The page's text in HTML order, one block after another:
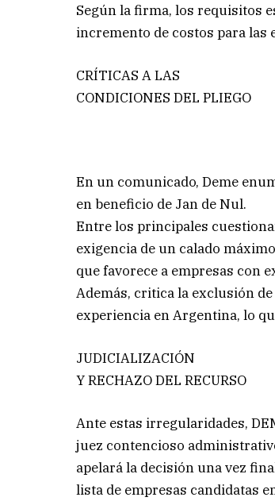
Según la firma, los requisitos
incremento de costos para las
CRÍTICAS A LAS
CONDICIONES DEL PLIEGO
En un comunicado, Deme
en beneficio de Jan de Nul.
Entre los principales
exigencia de un calado
que favorece a empresas con
Además, critica la exclusión
experiencia en Argentina, lo
JUDICIALIZACIÓN
Y RECHAZO DEL RECURSO
Ante estas irregularidades,
juez contencioso
apelará la decisión una vez
lista de empresas candidatas